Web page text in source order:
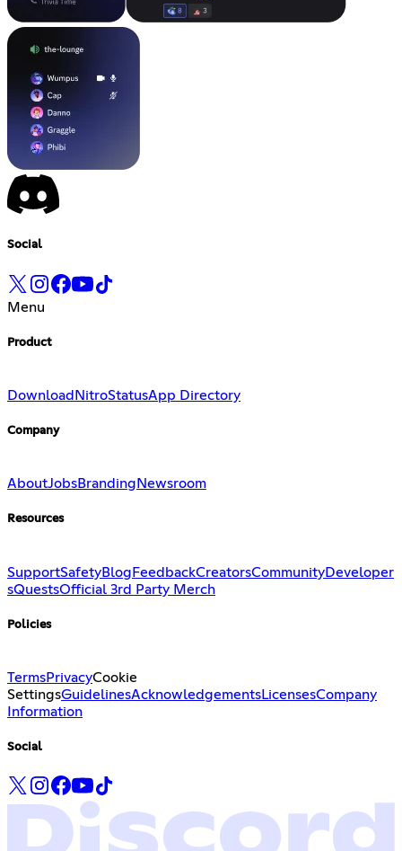
Social
Menu
Product
Download NitroStatusApp Directory
Company
AboutJobsBranding Newsroom
Resources
SupportSafetyBlogFeedbackCreatorsCommunityDeveloper
sQuestsOfficial 3rd Party Merch
Policies
TermsPrivacyCookie
SettingsGuidelinesAcknowledgementsLicensesCompany
Information
Social